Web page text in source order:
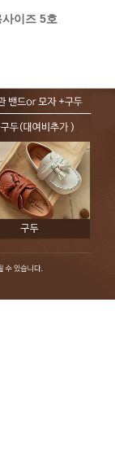
이즈 5호